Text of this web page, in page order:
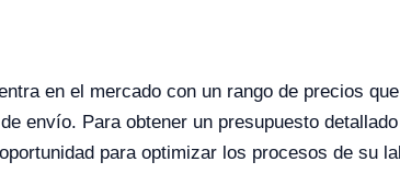
en el mercado con un rango de precios
envío. Para obtener un presupuesto
para optimizar los procesos de su